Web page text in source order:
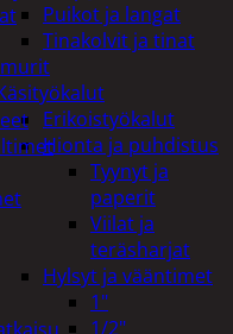
Puikot ja langat
Tinakolvit ja tinat
Erikoistyökalut
Hionta ja puhdistus
Tyynyt ja
paperit
Viilat ja
teräsharjat
Hylsyt ja vääntimet
1"
1/2"